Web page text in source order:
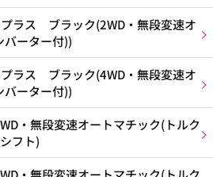
ラス ブラック(2WD・無段変速オ
バーター付))
ラス ブラック(4WD・無段変速オ
バーター付))
・無段変速オートマチック(トルク
フト)